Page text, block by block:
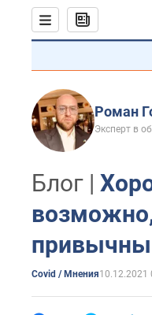
Роман
Эксперт в
Блог |
Covid / Мнения10.12.2021